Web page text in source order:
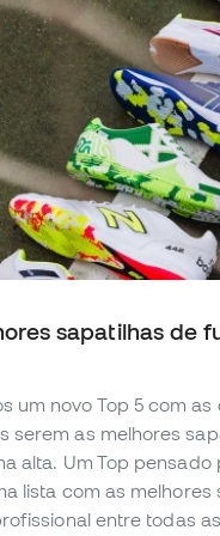
sapatilhas de
um novo Top 5 com as
serem as melhores
alta. Um Top pensado
lista com as melhores
entre todas